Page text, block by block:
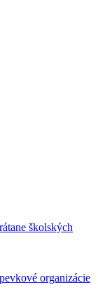
školských
organizácie